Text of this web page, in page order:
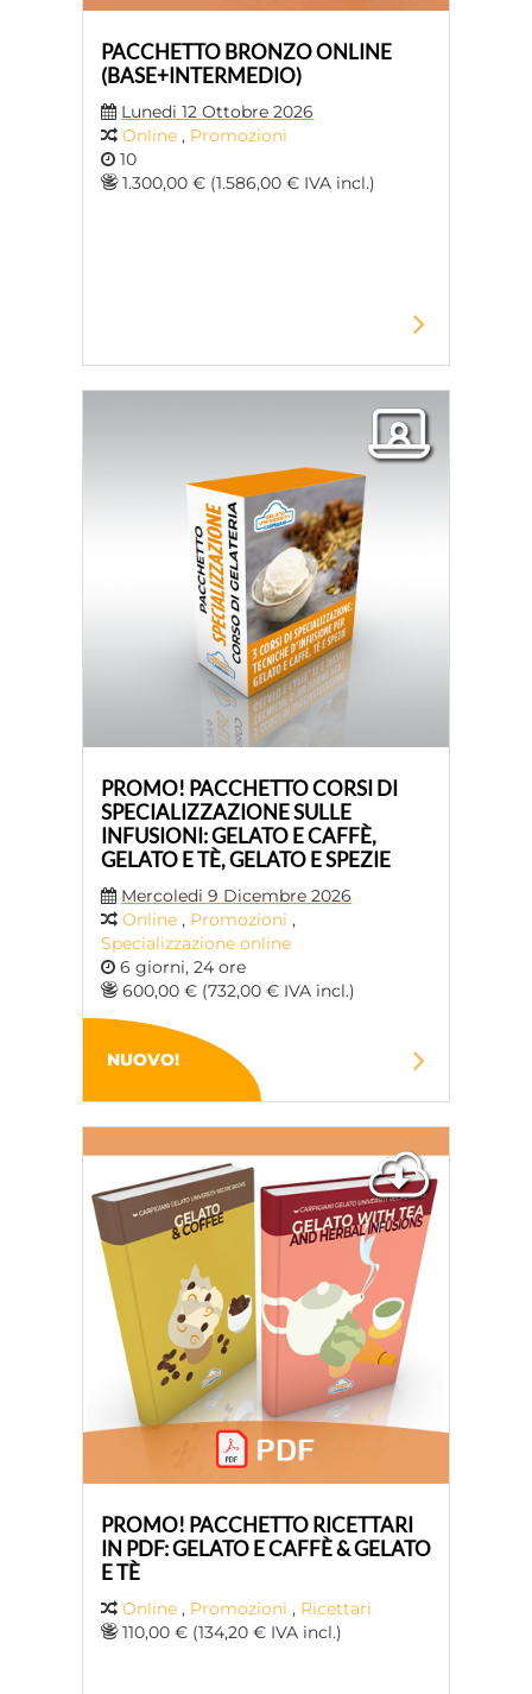
PACCHETTO BRONZO ONLINE
(BASE+INTERMEDIO)
Lunedi 12 Ottobre 2026
Online , Promozioni
10
1.300,00 € (1.586,00 € IVA incl.)
PROMO! PACCHETTO CORSI DI
SPECIALIZZAZIONE SULLE
INFUSIONI: GELATO E CAFFÈ,
GELATO E TÈ, GELATO E SPEZIE
Mercoledi 9 Dicembre 2026
Online , Promozioni ,
Specializzazione online
6 giorni, 24 ore
600,00 € (732,00 € IVA incl.)
NUOVO!
PROMO! PACCHETTO RICETTARI
IN PDF: GELATO E CAFFÈ & GELATO
E TÈ
Online , Promozioni , Ricettari
110,00 € (134,20 € IVA incl.)